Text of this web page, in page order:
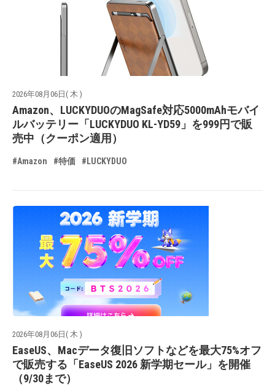
2026年08月06日( 木 )
Amazon、LUCKYDUOのMagSafe対応5000mAhモバイ
ルバッテリー「LUCKYDUO KL-YD59」を999円で販
売中（クーポン適用）
#Amazon #特価 #LUCKYDUO
2026年08月06日( 木 )
EaseUS、Macデータ復旧ソフトなどを最大75%オフ
で販売する「EaseUS 2026 新学期セール」を開催
（9/30まで）